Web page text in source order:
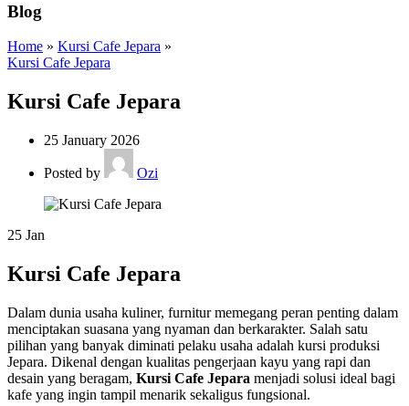
Blog
Home » Kursi Cafe Jepara »
Kursi Cafe Jepara
Kursi Cafe Jepara
25 January 2026
Posted by Ozi
25 Jan
Kursi Cafe Jepara
Dalam dunia usaha kuliner, furnitur memegang peran penting dalam
menciptakan suasana yang nyaman dan berkarakter. Salah satu
pilihan yang banyak diminati pelaku usaha adalah kursi produksi
Jepara. Dikenal dengan kualitas pengerjaan kayu yang rapi dan
desain yang beragam, Kursi Cafe Jepara menjadi solusi ideal bagi
kafe yang ingin tampil menarik sekaligus fungsional.